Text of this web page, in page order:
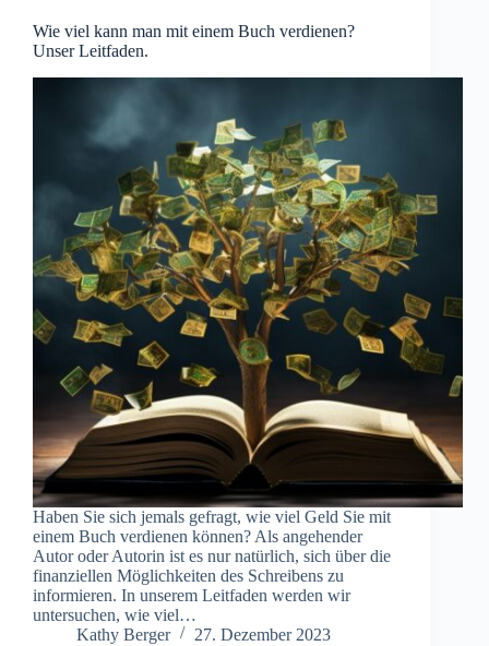
Wie viel kann man mit einem Buch verdienen?
Unser Leitfaden.
Haben Sie sich jemals gefragt, wie viel Geld Sie mit
einem Buch verdienen können? Als angehender
Autor oder Autorin ist es nur natürlich, sich über die
finanziellen Möglichkeiten des Schreibens zu
informieren. In unserem Leitfaden werden wir
untersuchen, wie viel…
Kathy Berger
27. Dezember 2023